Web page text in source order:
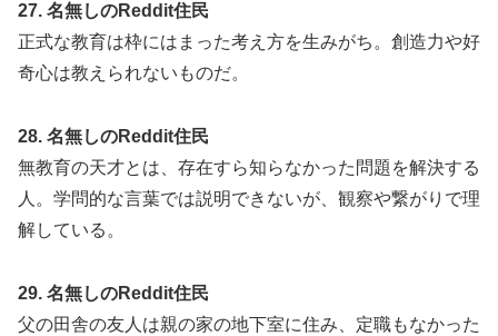
27. 名無しのReddit住民
正式な教育は枠にはまった考え方を生みがち。創造力や好
奇心は教えられないものだ。
28. 名無しのReddit住民
無教育の天才とは、存在すら知らなかった問題を解決する
人。学問的な言葉では説明できないが、観察や繋がりで理
解している。
29. 名無しのReddit住民
父の田舎の友人は親の家の地下室に住み、定職もなかった